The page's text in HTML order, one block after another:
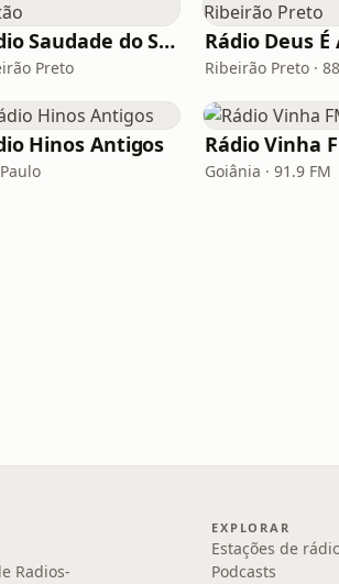
Rádio Saudade do Sertão
Preto Ribeirão Preto ·
Hinos Antigos Rádio Vinha
Goiânia · 91.9 FM
Radios-
EXPLORAR
Estações de
Podcasts